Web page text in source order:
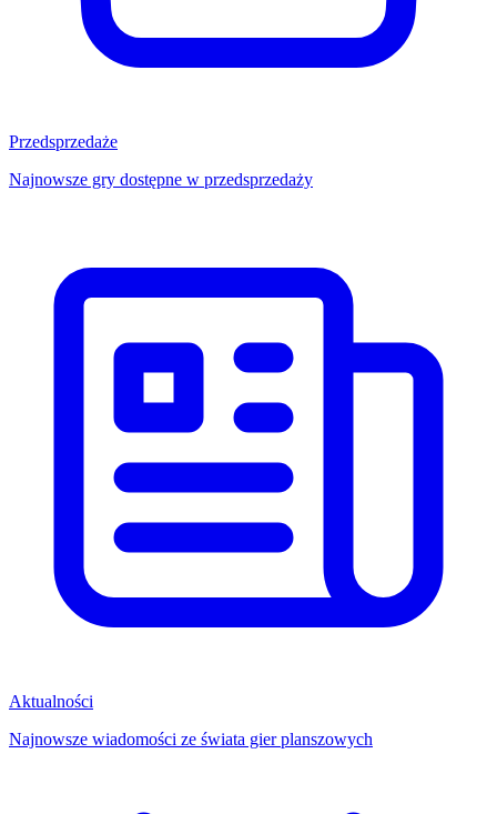
Przedsprzedaże
Najnowsze gry dostępne w przedsprzedaży
Aktualności
Najnowsze wiadomości ze świata gier planszowych